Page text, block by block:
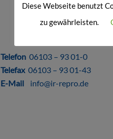
DIREKT
Telefon06103 – 93 01-0
Telefax06103 – 93 01-43
E-Mail
info@ir-repro.de
Diese Webseite benutzt
zu gewährleisten.